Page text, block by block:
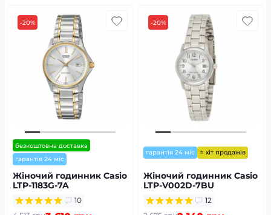
-20%
безкоштовна доставка
гарантія 24 міс
Жіночий годинник Casio
LTP-1183G-7A
10
-20%
гарантія 24 міс ⭐ хіт продажів
Жіночий годинник Casio
LTP-V002D-7BU
12